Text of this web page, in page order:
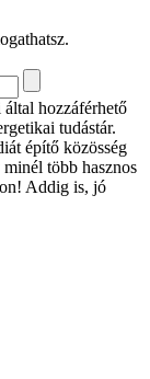
hozzáférhető
tudástár.
építő közösség
több hasznos
Addig is, jó